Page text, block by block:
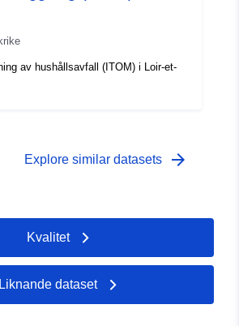
av hushållsavfall (ITOM) i Loir-et-
Explore similar datasets arrow_forward
Kvalitet
Liknande dataset